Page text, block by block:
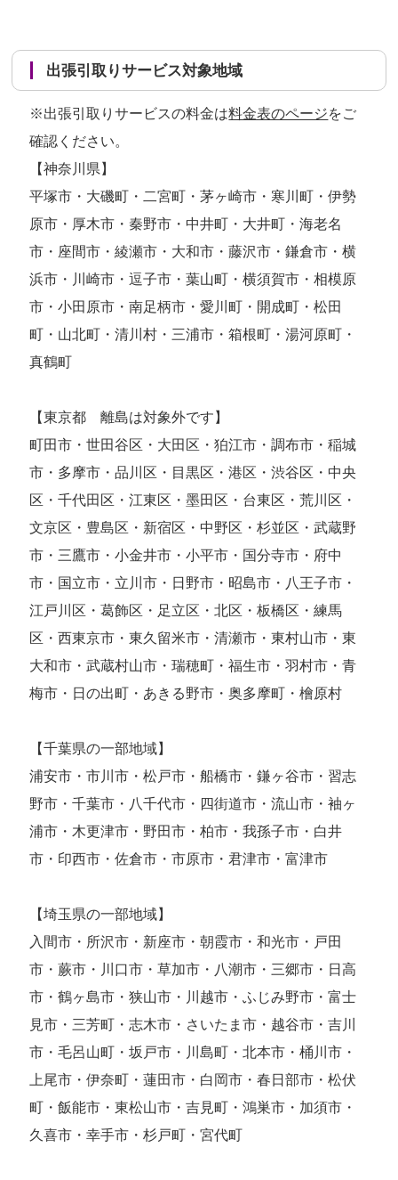
出張引取りサービス対象地域
※出張引取りサービスの料金は料金表のページをご
確認ください。
【神奈川県】
平塚市・大磯町・二宮町・茅ヶ崎市・寒川町・伊勢
原市・厚木市・秦野市・中井町・大井町・海老名
市・座間市・綾瀬市・大和市・藤沢市・鎌倉市・横
浜市・川崎市・逗子市・葉山町・横須賀市・相模原
市・小田原市・南足柄市・愛川町・開成町・松田
町・山北町・清川村・三浦市・箱根町・湯河原町・
真鶴町
【東京都 離島は対象外です】
町田市・世田谷区・大田区・狛江市・調布市・稲城
市・多摩市・品川区・目黒区・港区・渋谷区・中央
区・千代田区・江東区・墨田区・台東区・荒川区・
文京区・豊島区・新宿区・中野区・杉並区・武蔵野
市・三鷹市・小金井市・小平市・国分寺市・府中
市・国立市・立川市・日野市・昭島市・八王子市・
江戸川区・葛飾区・足立区・北区・板橋区・練馬
区・西東京市・東久留米市・清瀬市・東村山市・東
大和市・武蔵村山市・瑞穂町・福生市・羽村市・青
梅市・日の出町・あきる野市・奥多摩町・檜原村
【千葉県の一部地域】
浦安市・市川市・松戸市・船橋市・鎌ヶ谷市・習志
野市・千葉市・八千代市・四街道市・流山市・袖ヶ
浦市・木更津市・野田市・柏市・我孫子市・白井
市・印西市・佐倉市・市原市・君津市・富津市
【埼玉県の一部地域】
入間市・所沢市・新座市・朝霞市・和光市・戸田
市・蕨市・川口市・草加市・八潮市・三郷市・日高
市・鶴ヶ島市・狭山市・川越市・ふじみ野市・富士
見市・三芳町・志木市・さいたま市・越谷市・吉川
市・毛呂山町・坂戸市・川島町・北本市・桶川市・
上尾市・伊奈町・蓮田市・白岡市・春日部市・松伏
町・飯能市・東松山市・吉見町・鴻巣市・加須市・
久喜市・幸手市・杉戸町・宮代町